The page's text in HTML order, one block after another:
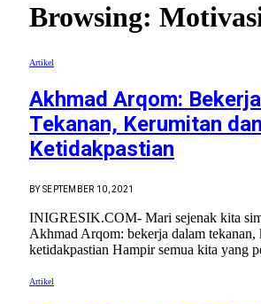
Browsing:
Artikel
Akhmad Arqom:
Tekanan, Kerumitan dan
Ketidakpastian
BY SEPTEMBER 10, 2021
INIGRESIK.COM- Mari sejenak kita
Akhmad Arqom: bekerja dalam tekanan,
ketidakpastian Hampir semua kita yang
Artikel